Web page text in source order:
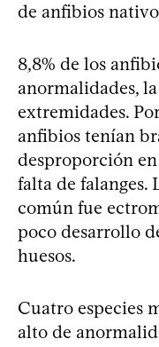
de anfibios
8,8% de los
anormalidades,
extremidades.
anfibios tenían
desproporción
falta de falanges.
común fue
poco desarrollo
huesos.
Cuatro especies
alto de